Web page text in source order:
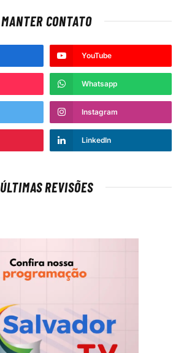
MANTER CONTATO
YouTube
Whatsapp
Instagram
LinkedIn
ÚLTIMAS REVISÕES